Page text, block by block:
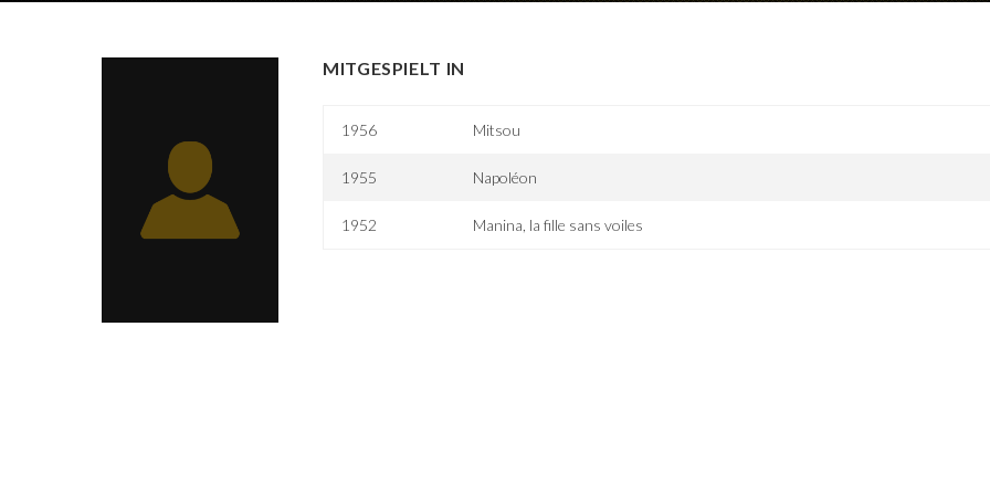
MITGESPIELT IN
1956 Mitsou
1955 Napoléon
1952 Manina, la fille sans voiles